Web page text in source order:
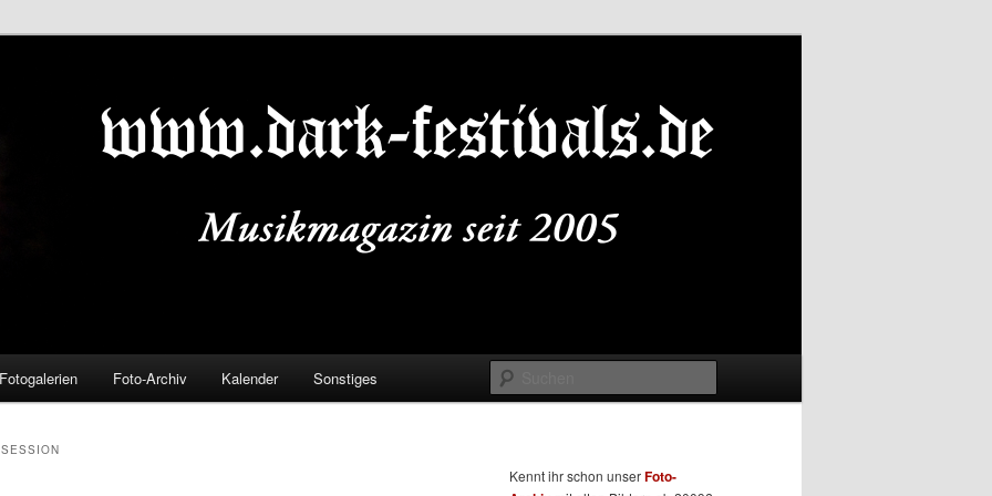
Fotogalerien Foto-Archiv Kalender Sonstiges
Kennt ihr schon unserFoto-